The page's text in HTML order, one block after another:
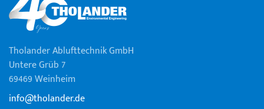
Tholander Ablufttechnik GmbH
Untere Grüb 7
69469 Weinheim
info@tholander.de